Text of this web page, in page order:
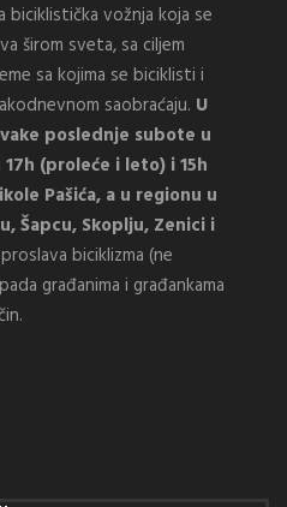
biciklistička vožnja koja se
širom sveta, sa ciljem
sa kojima se biciklisti i
saobraćaju. U
poslednje subote u
(proleće i leto) i 15h
Pašića, a u regionu u
Šapcu, Skoplju, Zenici i
biciklizma (ne
građanima i građankama